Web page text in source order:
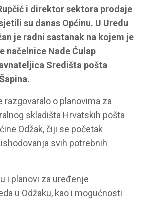
i direktor sektora prodaje
su danas Općinu. U Uredu
je radni sastanak na kojem je
načelnice Nade Ćulap
Središta pošta
razgovaralo o planovima za
skladišta Hrvatskih pošta
Odžak, čiji se početak
svih potrebnih
i planovi za uređenje
u Odžaku, kao i mogućnosti